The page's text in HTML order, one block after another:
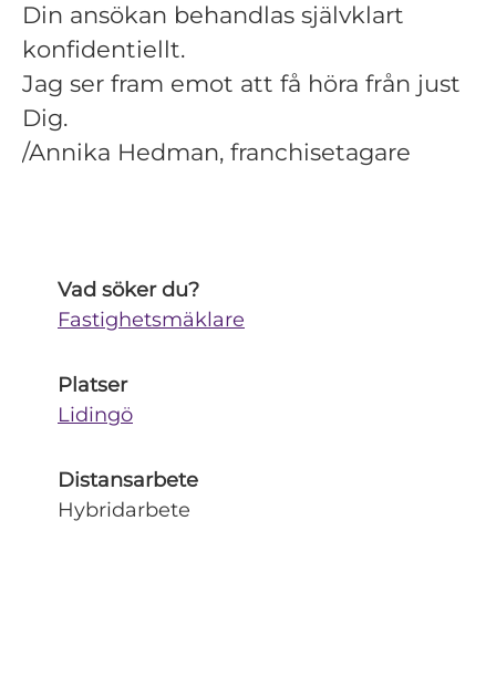
Din ansökan behandlas självklart
konfidentiellt.
Jag ser fram emot att få höra från just
Dig.
/Annika Hedman, franchisetagare
Vad söker du?
Fastighetsmäklare
Platser
Lidingö
Distansarbete
Hybridarbete